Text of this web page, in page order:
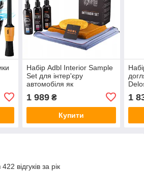
Набір Adbl Interior Sample
Set для інтер'єру
автомобіля як
1 989₴
Купити
1
відгуків за рік